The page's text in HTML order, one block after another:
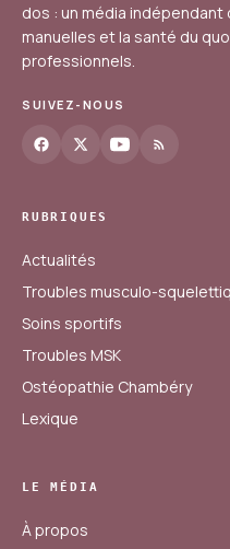
dos : un média
manuelles et la santé du
professionnels.
SUIVEZ-NOUS
RUBRIQUES
Actualités
Troubles musculo-
Soins sportifs
Troubles MSK
Ostéopathie Chambéry
Lexique
LE MÉDIA
À propos